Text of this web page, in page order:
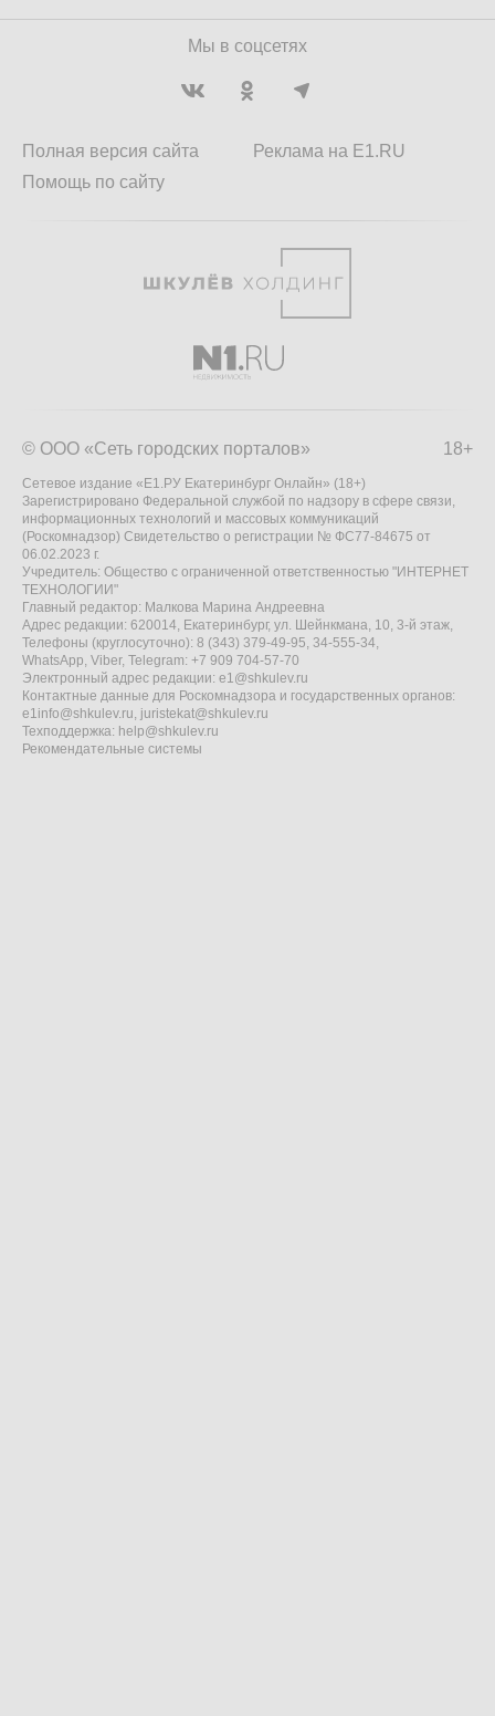
Мы в соцсетях
Полная версия сайта
Помощь по сайту
Реклама на E1.RU
18+
© ООО «Сеть городских порталов»
Сетевое издание «Е1.РУ Екатеринбург Онлайн» (18+)
Зарегистрировано Федеральной службой по надзору в сфере связи,
информационных технологий и массовых коммуникаций
(Роскомнадзор) Свидетельство о регистрации № ФС77-84675 от
06.02.2023 г.
Учредитель: Общество с ограниченной ответственностью "ИНТЕРНЕТ
ТЕХНОЛОГИИ"
Главный редактор: Малкова Марина Андреевна
Адрес редакции: 620014, Екатеринбург, ул. Шейнкмана, 10, 3-й этаж,
Телефоны (круглосуточно): 8 (343) 379-49-95, 34-555-34,
WhatsApp, Viber, Telegram: +7 909 704-57-70
Электронный адрес редакции: e1@shkulev.ru
Контактные данные для Роскомнадзора и государственных органов:
e1info@shkulev.ru, juristekat@shkulev.ru
Техподдержка: help@shkulev.ru
Рекомендательные системы